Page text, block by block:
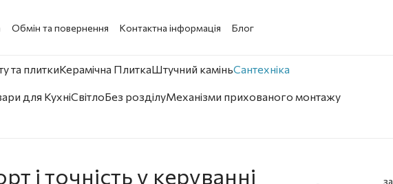
Обмін та повернення Контактна інформація Блог
та плиткиКерамічна ПлиткаШтучний каміньСантехніка
для КухніСвітлоБез розділуМеханізми прихованого монтажу
і точність у керуванні